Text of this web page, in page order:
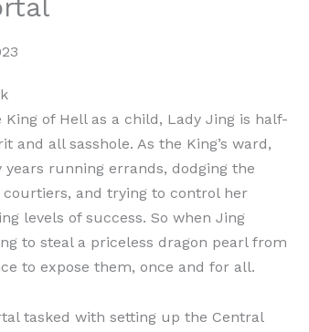
of Hell as a child, Lady Jing is half-
all sasshole. As the King’s ward,
running errands, dodging the
and trying to control her
levels of success. So when Jing
to steal a priceless dragon pearl from
to expose them, once and for all.
tasked with setting up the Central